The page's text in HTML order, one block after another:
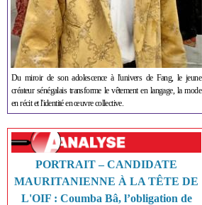
Du miroir de son adolescence à l'univers de Fang, le jeune
créateur sénégalais transforme le vêtement en langage, la mode
en récit et l'identité en œuvre collective.
PORTRAIT – CANDIDATE
MAURITANIENNE À LA TÊTE DE
L'OIF : Coumba Bâ, l’obligation de